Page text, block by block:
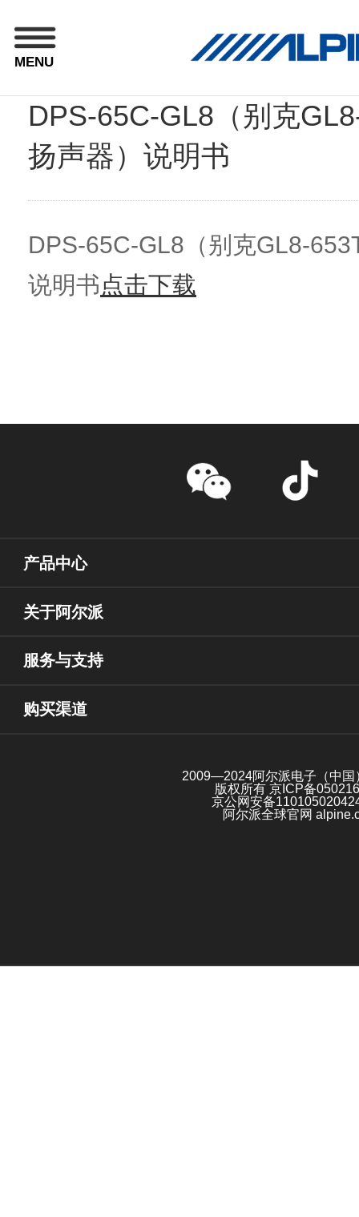
MENU
DPS-65C-GL8（别克
扬声器）说明书
DPS-65C-GL8（别克GL8-
说明书点击下载
产品中心
关于阿尔派
服务与支持
购买渠道
2009—2024阿尔派电子（中国
版权所有 京ICP备
京公网安备
阿尔派全球官网